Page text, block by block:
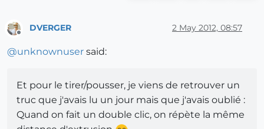
DVERGER 2 May 2012, 08:57
@unknownuser said:
Et pour le tirer/pousser, je viens de retrouver un
truc que j'avais lu un jour mais que j'avais oublié :
Quand on fait un double clic, on répète la même